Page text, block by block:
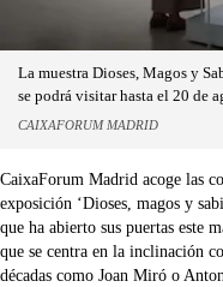
La muestra Dioses, Magos y
se podrá visitar hasta el 20 de
CAIXAFORUM MADRID
CaixaForum Madrid acoge las
exposición ‘Dioses, magos y
que ha abierto sus puertas este
que se centra en la inclinación
décadas como Joan Miró o